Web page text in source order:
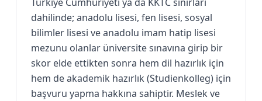
dahilinde; anadolu lisesi, fen lisesi, sosyal
bilimler lisesi ve anadolu imam hatip lisesi
mezunu olanlar üniversite sınavına girip bir
skor elde ettikten sonra hem dil hazırlık için
hem de akademik hazırlık (Studienkolleg) için
başvuru yapma hakkına sahiptir. Meslek ve